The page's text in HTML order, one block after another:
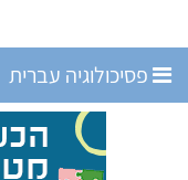
פסיכולוגיה עברית